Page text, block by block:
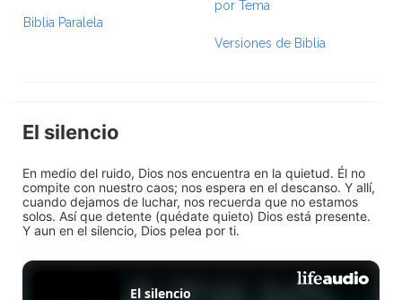
Biblia Paralela
por Tema
Versiones de Biblia
El silencio
En medio del ruido, Dios nos encuentra en la quietud. Él no
compite con nuestro caos; nos espera en el descanso. Y allí,
cuando dejamos de luchar, nos recuerda que no estamos
solos. Así que detente (quédate quieto) Dios está presente.
Y aun en el silencio, Dios pelea por ti.